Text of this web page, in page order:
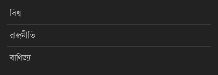
বিশ্ব
রাজনীতি
বাণিজ্য